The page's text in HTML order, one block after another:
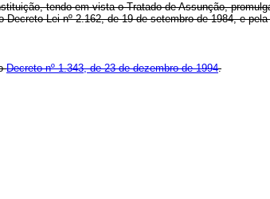
tendo em vista o Tratado de Assunção,
Lei nº 2.162, de 19 de setembro de 1984, e
Decreto nº 1.343, de 23 de dezembro de 1994.